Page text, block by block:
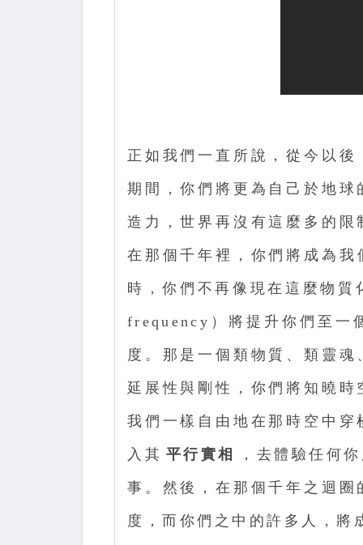
正如我們一直所說，從今以
期間，你們將更為自己於地
造力，世界再沒有這麼多的
在那個千年裡，你們將成為
時，你們不再像現在這麼物質
frequency）將提升你們至
度。那是一個類物質、類靈
延展性與剛性，你們將知曉
我們一樣自由地在那時空中
入其 平行實相 ，去體驗任何
事。然後，在那個千年之迴
度，而你們之中的許多人，將